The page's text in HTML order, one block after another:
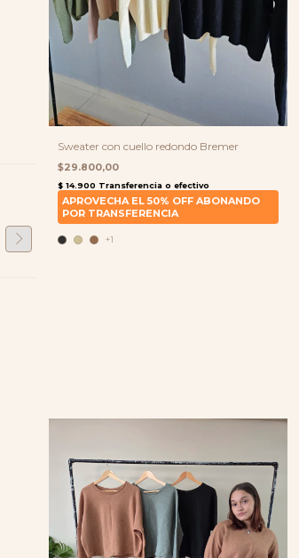
Sweater con cuello redondo Bremer
$29.800,00
+1